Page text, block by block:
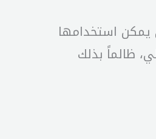
كل المستندات التي يمكن استخدامها
ظالماً بذلك